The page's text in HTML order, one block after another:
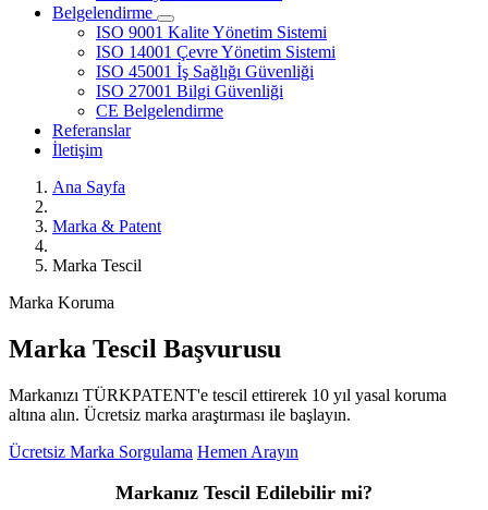
Belgelendirme
ISO 9001 Kalite Yönetim Sistemi
ISO 14001 Çevre Yönetim Sistemi
ISO 45001 İş Sağlığı Güvenliği
ISO 27001 Bilgi Güvenliği
CE Belgelendirme
Referanslar
İletişim
Ana Sayfa
Marka & Patent
Marka Tescil
Marka Koruma
Marka Tescil Başvurusu
Markanızı TÜRKPATENT'e tescil ettirerek 10 yıl yasal koruma
altına alın. Ücretsiz marka araştırması ile başlayın.
Ücretsiz Marka Sorgulama Hemen Arayın
Markanız Tescil Edilebilir mi?